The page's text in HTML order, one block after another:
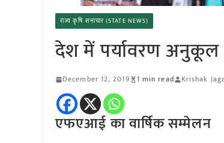
राज्य कृषि समाचार (STATE NEWS)
देश में पर्यावरण अनुकूल
December 12, 2019 1 min read Krishak
एफएआई का वार्षिक सम्मेलन